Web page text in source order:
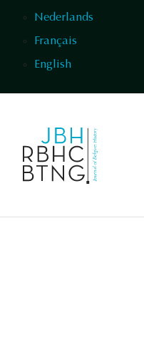
Nederlands
Français
English